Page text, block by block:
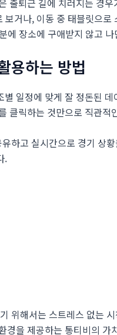
거나, 이동 중 태블릿으
장소에 구애받지 않고
용하는 방법
일정에 맞게 잘 정돈된
클릭하는 것만으로 직관적
하고 실시간으로 경기 상
.
위해서는 스트레스 없는
을 제공하는 통티비의